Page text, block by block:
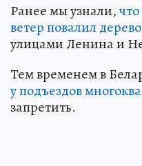
Ранее мы узнали,
ветер повалил
улицами Ленина и
Тем временем в
у подъездов
запретить.